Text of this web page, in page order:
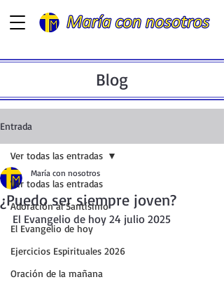
Blog
Entrada
Ver todas las entradas
Adoración al Santísimo
El Evangelio de hoy
Ejercicios Espirituales 2026
Oración de la mañana
Ver todas las entradas
¿Puedo ser siempre joven?
María con nosotros
El Evangelio de hoy 24 julio 2025